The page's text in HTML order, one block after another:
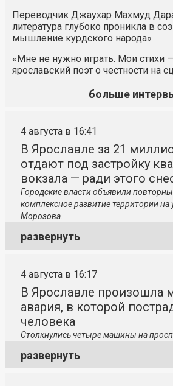
Переводчик Джаухар Махмуд
литература глубоко проникла в
мышление курдского народа»
«Мне не нужно играть. Мои стихи
ярославский поэт о честности на
больше
4 августа в 16:41
В Ярославле за 21
отдают под застройку
вокзала — ради этого
Городские власти объявили
комплексное развитие территории на
Морозова.
развернуть
4 августа в 16:17
В Ярославле произошла
авария, в которой
человека
Столкнулись четыре машины на
развернуть